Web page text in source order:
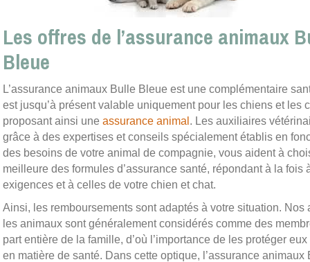
Les offres de l’assurance animaux
Bleue
L’assurance animaux Bulle Bleue est une complémentaire
est jusqu’à présent valable uniquement pour les chiens et les
proposant ainsi une assurance animal . Les auxiliaires
grâce à des expertises et conseils spécialement établis en
des besoins de votre animal de compagnie, vous aident à
meilleure des formules d’assurance santé, répondant à la fois
exigences et à celles de votre chien et chat.
Ainsi, les remboursements sont adaptés à votre situation. Nos
les animaux sont généralement considérés comme des
part entière de la famille, d’où l’importance de les protéger
en matière de santé. Dans cette optique, l’assurance animaux